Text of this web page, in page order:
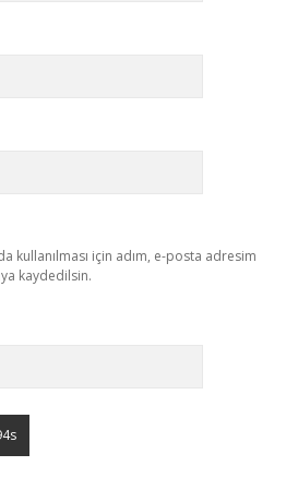
kullanılması için adım, e-posta adresim
kaydedilsin.